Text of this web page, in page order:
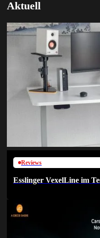
Aktuell
Reviews
Esslinger VexelLine im